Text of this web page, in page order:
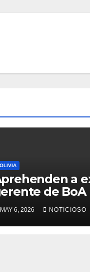
a
de BoA
MAY 6, 2026 NOTICIOSO